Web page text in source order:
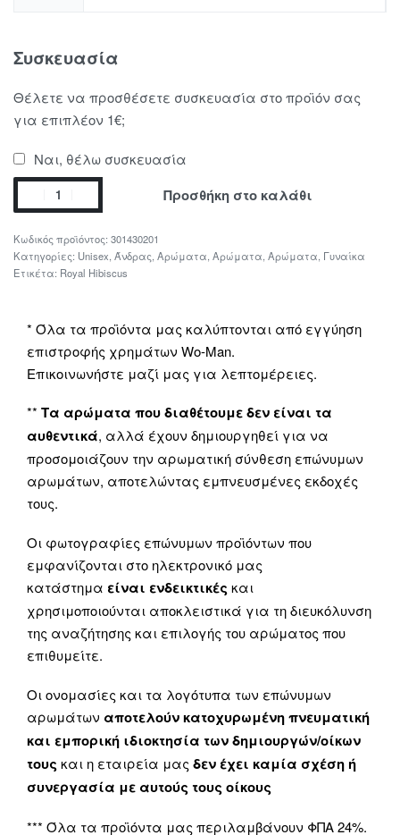
Συσκευασία
Θέλετε να προσθέσετε συσκευασία στο προϊόν σας
για επιπλέον 1€;
Ναι, θέλω συσκευασία
Προσθήκη στο καλάθι
301430201
Κατηγορίες: Unisex Άνδρας Αρώματα Αρώματα Αρώματα Γυναίκα
Ετικέτα: Royal Hibiscus
* Όλα τα προϊόντα μας καλύπτονται από εγγύηση
επιστροφής χρημάτων Wo-Man.
Επικοινωνήστε μαζί μας για λεπτομέρειες.
** Τα αρώματα που διαθέτουμε δεν είναι τα
αυθεντικά, αλλά έχουν δημιουργηθεί για να
προσομοιάζουν την αρωματική σύνθεση επώνυμων
αρωμάτων, αποτελώντας εμπνευσμένες εκδοχές
τους.
Οι φωτογραφίες επώνυμων προϊόντων που
εμφανίζονται στο ηλεκτρονικό μας
κατάστημα είναι ενδεικτικές και
χρησιμοποιούνται αποκλειστικά για τη διευκόλυνση
της αναζήτησης και επιλογής του αρώματος που
επιθυμείτε.
Οι ονομασίες και τα λογότυπα των επώνυμων
αρωμάτων αποτελούν κατοχυρωμένη πνευματική
και εμπορική ιδιοκτησία των δημιουργών/οίκων
τους και η εταιρεία μας δεν έχει καμία σχέση ή
συνεργασία με αυτούς τους οίκους
*** Όλα τα προϊόντα μας περιλαμβάνουν ΦΠΑ 24%.